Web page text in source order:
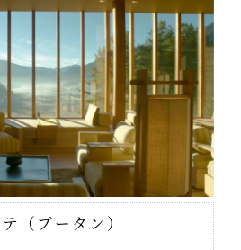
（ブータン）